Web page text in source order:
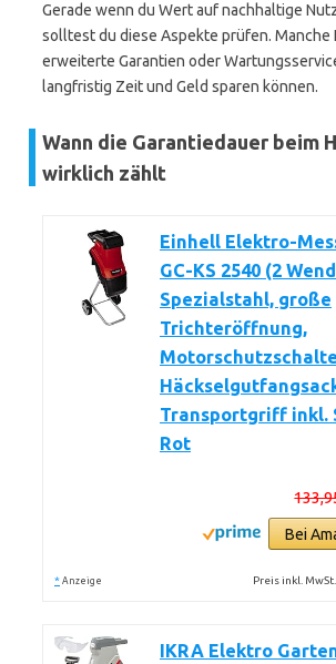
Gerade wenn du Wert auf nachhaltige
solltest du diese Aspekte prüfen.
erweiterte Garantien oder
langfristig Zeit und Geld sparen können.
Wann die Garantiedauer beim
wirklich zählt
Einhell Elektro-
GC-KS 2540 (2
Spezialstahl, große
Trichteröffnung,
Transportgriff inkl.
Rot
Bei
* Anzeige Preis inkl.
IKRA Elektro